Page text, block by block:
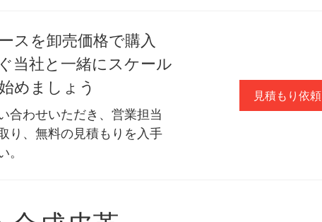
スを卸売価格で購入
当社と一緒にスケール
めましょう
合わせいただき、営業担当
り、無料の見積もりを入手
。
見積もり依頼